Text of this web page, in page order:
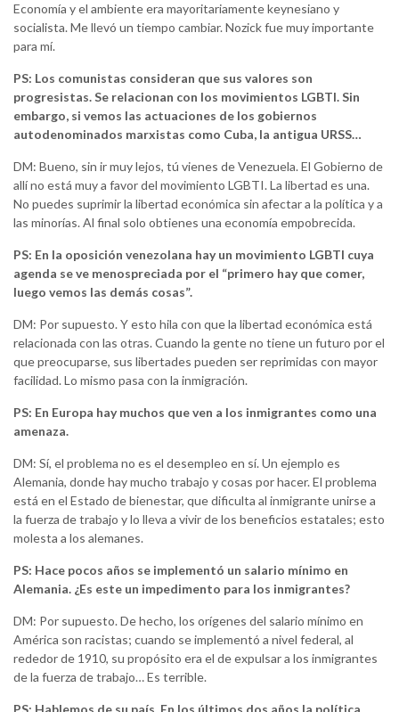
Economía y el ambiente era mayoritariamente keynesiano y
socialista. Me llevó un tiempo cambiar. Nozick fue muy importante
para mí.
PS: Los comunistas consideran que sus valores son
progresistas. Se relacionan con los movimientos LGBTI. Sin
embargo, si vemos las actuaciones de los gobiernos
autodenominados marxistas como Cuba, la antigua URSS…
DM: Bueno, sin ir muy lejos, tú vienes de Venezuela. El Gobierno de
allí no está muy a favor del movimiento LGBTI. La libertad es una.
No puedes suprimir la libertad económica sin afectar a la política y a
las minorías. Al final solo obtienes una economía empobrecida.
PS: En la oposición venezolana hay un movimiento LGBTI cuya
agenda se ve menospreciada por el “primero hay que comer,
luego vemos las demás cosas”.
DM: Por supuesto. Y esto hila con que la libertad económica está
relacionada con las otras. Cuando la gente no tiene un futuro por el
que preocuparse, sus libertades pueden ser reprimidas con mayor
facilidad. Lo mismo pasa con la inmigración.
PS: En Europa hay muchos que ven a los inmigrantes como una
amenaza.
DM: Sí, el problema no es el desempleo en sí. Un ejemplo es
Alemania, donde hay mucho trabajo y cosas por hacer. El problema
está en el Estado de bienestar, que dificulta al inmigrante unirse a
la fuerza de trabajo y lo lleva a vivir de los beneficios estatales; esto
molesta a los alemanes.
PS: Hace pocos años se implementó un salario mínimo en
Alemania. ¿Es este un impedimento para los inmigrantes?
DM: Por supuesto. De hecho, los orígenes del salario mínimo en
América son racistas; cuando se implementó a nivel federal, al
rededor de 1910, su propósito era el de expulsar a los inmigrantes
de la fuerza de trabajo… Es terrible.